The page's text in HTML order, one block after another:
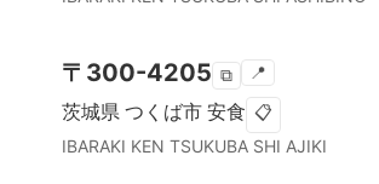
〒 300-4205 ⧉ 📍
茨城県 つくば市 安食 📋
IBARAKI KEN TSUKUBA SHI AJIKI